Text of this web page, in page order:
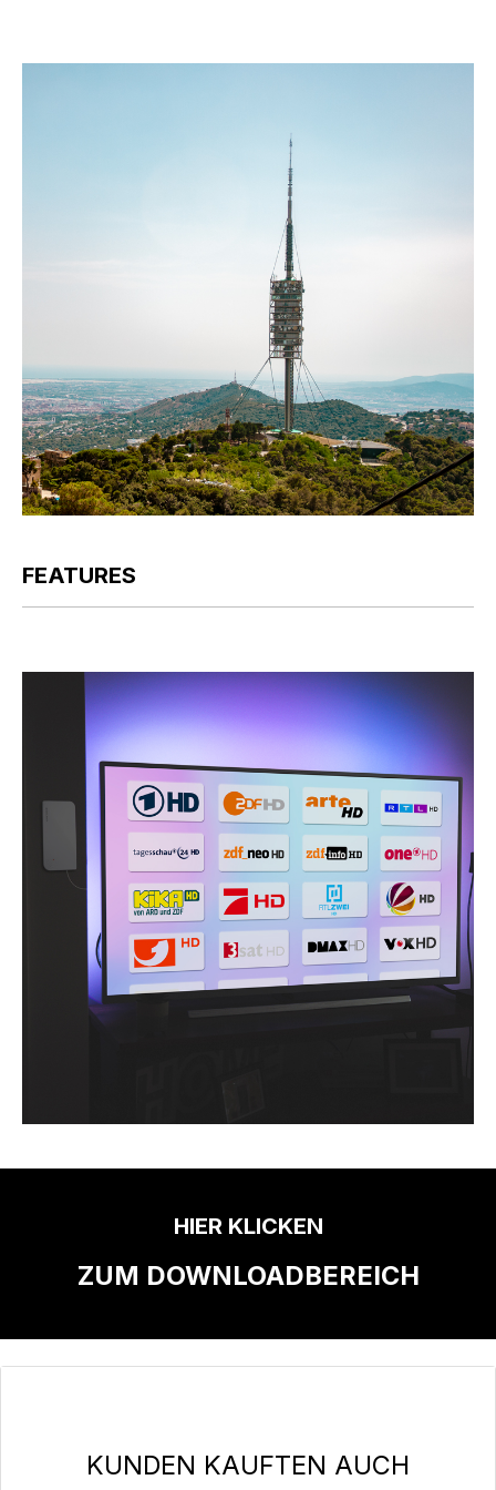
FEATURES
HIER KLICKEN
ZUM DOWNLOADBEREICH
Produktgalerie überspringen
KUNDEN KAUFTEN AUCH